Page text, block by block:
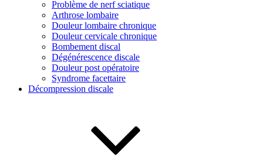
Problème de nerf sciatique
Arthrose lombaire
Douleur lombaire chronique
Douleur cervicale chronique
Bombement discal
Dégénérescence discale
Douleur post opératoire
Syndrome facettaire
Décompression discale